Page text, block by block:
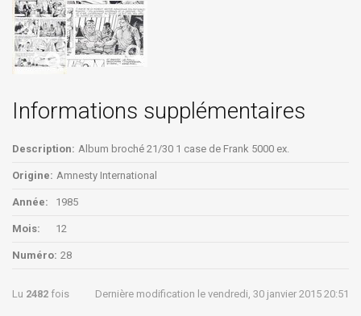
Informations supplémentaires
Description: Album broché 21/30 1 case de Frank 5000 ex.
Origine: Amnesty International
Année: 1985
Mois: 12
Numéro: 28
Lu 2482 fois Dernière modification le vendredi, 30 janvier 2015 20:51